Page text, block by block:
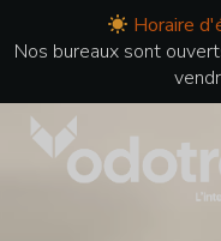
Horaire
Nos bureaux sont